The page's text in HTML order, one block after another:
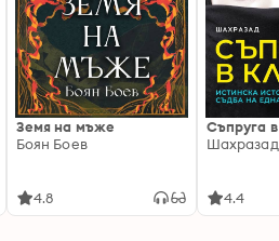
Земя на мъже
Боян Боев
4.8
Съпруга в
Шахразад
4.4